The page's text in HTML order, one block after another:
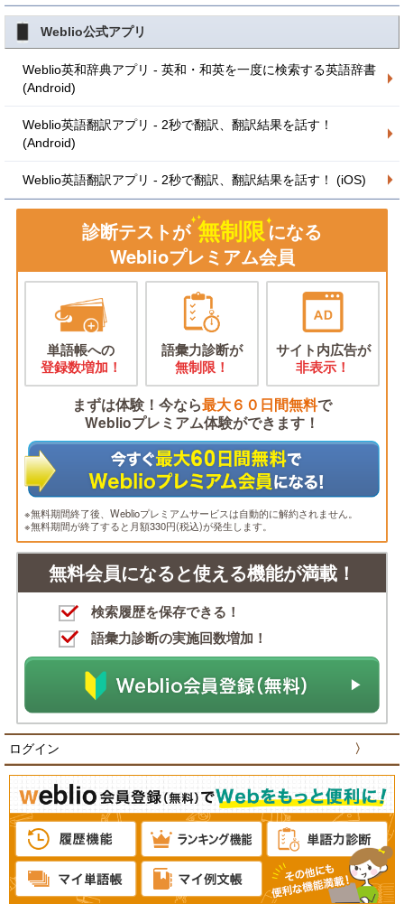
Weblio公式アプリ
Weblio英和辞典アプリ - 英和・和英を一度に検索する英語辞書
(Android)
Weblio英語翻訳アプリ - 2秒で翻訳、翻訳結果を話す！
(Android)
Weblio英語翻訳アプリ - 2秒で翻訳、翻訳結果を話す！ (iOS)
診断テストが 無制限になる
Weblioプレミアム会員
単語帳への
登録数増加！
語彙力診断が
無制限！
サイト内広告が
非表示！
まずは体験！今なら最大６０日間無料で
Weblioプレミアム体験ができます！
※無料期間終了後、Weblioプレミアムサービスは自動的に解約されません。
※無料期間が終了すると月額330円(税込)が発生します。
無料会員になると使える機能が満載！
検索履歴を保存できる！
語彙力診断の実施回数増加！
ログイン 〉